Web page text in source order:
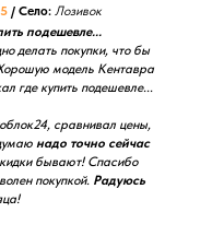
подешевле...
делать покупки, что бы
модель Кентавра
где купить подешевле...
сравнивал цены,
надо точно сейчас
бывают! Спасибо
покупкой. Радуюсь
/ Село: Лозивок